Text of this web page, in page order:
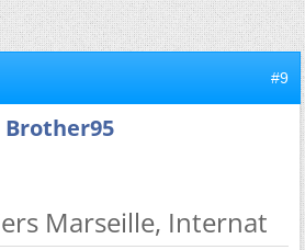
#9
Brother95
Marseille, Internat